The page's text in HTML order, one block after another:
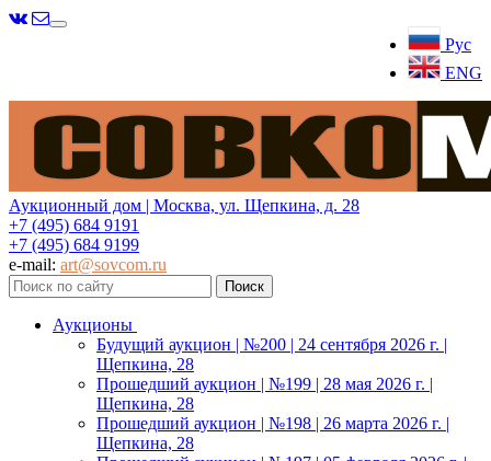
Рус
ENG
Меню
Аукционный дом | Москва, ул. Щепкина, д. 28
+7 (495) 684 9191
+7 (495) 684 9199
e-mail: art@sovcom.ru
Аукционы
Будущий аукцион | №200 | 24 сентября 2026 г. |
Щепкина, 28
Прошедший аукцион | №199 | 28 мая 2026 г. |
Щепкина, 28
Прошедший аукцион | №198 | 26 марта 2026 г. |
Щепкина, 28